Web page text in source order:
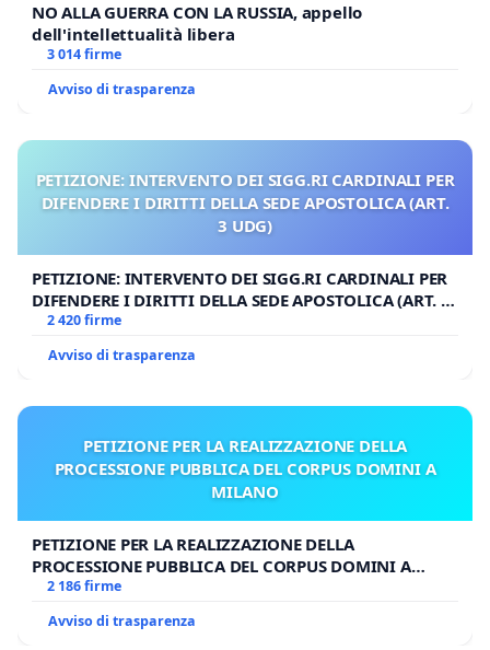
NO ALLA GUERRA CON LA RUSSIA, appello
dell'intellettualità libera
3 014 firme
Avviso di trasparenza
PETIZIONE: INTERVENTO DEI SIGG.RI CARDINALI PER
DIFENDERE I DIRITTI DELLA SEDE APOSTOLICA (ART.
3 UDG)
PETIZIONE: INTERVENTO DEI SIGG.RI CARDINALI PER
DIFENDERE I DIRITTI DELLA SEDE APOSTOLICA (ART. 3
UDG)
2 420 firme
Avviso di trasparenza
PETIZIONE PER LA REALIZZAZIONE DELLA
PROCESSIONE PUBBLICA DEL CORPUS DOMINI A
MILANO
PETIZIONE PER LA REALIZZAZIONE DELLA
PROCESSIONE PUBBLICA DEL CORPUS DOMINI A
MILANO
2 186 firme
Avviso di trasparenza